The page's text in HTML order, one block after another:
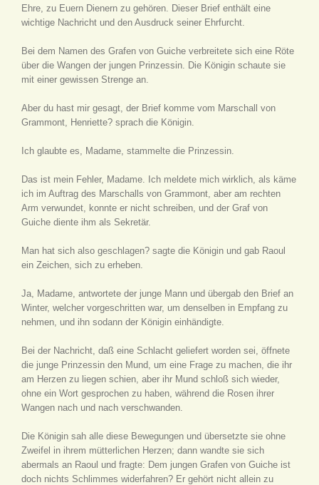
Ehre, zu Euern Dienern zu gehören. Dieser Brief enthält eine
wichtige Nachricht und den Ausdruck seiner Ehrfurcht.
Bei dem Namen des Grafen von Guiche verbreitete sich eine Röte
über die Wangen der jungen Prinzessin. Die Königin schaute sie
mit einer gewissen Strenge an.
Aber du hast mir gesagt, der Brief komme vom Marschall von
Grammont, Henriette? sprach die Königin.
Ich glaubte es, Madame, stammelte die Prinzessin.
Das ist mein Fehler, Madame. Ich meldete mich wirklich, als käme
ich im Auftrag des Marschalls von Grammont, aber am rechten
Arm verwundet, konnte er nicht schreiben, und der Graf von
Guiche diente ihm als Sekretär.
Man hat sich also geschlagen? sagte die Königin und gab Raoul
ein Zeichen, sich zu erheben.
Ja, Madame, antwortete der junge Mann und übergab den Brief an
Winter, welcher vorgeschritten war, um denselben in Empfang zu
nehmen, und ihn sodann der Königin einhändigte.
Bei der Nachricht, daß eine Schlacht geliefert worden sei, öffnete
die junge Prinzessin den Mund, um eine Frage zu machen, die ihr
am Herzen zu liegen schien, aber ihr Mund schloß sich wieder,
ohne ein Wort gesprochen zu haben, während die Rosen ihrer
Wangen nach und nach verschwanden.
Die Königin sah alle diese Bewegungen und übersetzte sie ohne
Zweifel in ihrem mütterlichen Herzen; dann wandte sie sich
abermals an Raoul und fragte: Dem jungen Grafen von Guiche ist
doch nichts Schlimmes widerfahren? Er gehört nicht allein zu